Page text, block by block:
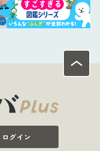
グイン